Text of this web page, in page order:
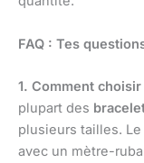
FAQ : Tes
1. Comment
plupart des
plusieurs tailles.
avec un mètre-